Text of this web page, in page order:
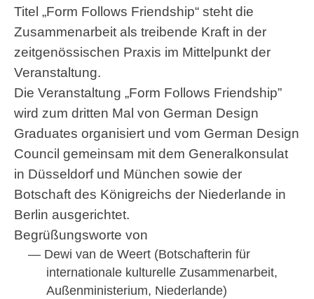
Titel „Form Follows Friendship“ steht die
Zusammenarbeit als treibende Kraft in der
zeitgenössischen Praxis im Mittelpunkt der
Veranstaltung.
Die Veranstaltung „Form Follows Friendship”
wird zum dritten Mal von German Design
Graduates organisiert und vom German Design
Council gemeinsam mit dem Generalkonsulat
in Düsseldorf und München sowie der
Botschaft des Königreichs der Niederlande in
Berlin ausgerichtet.
Begrüßungsworte von
Dewi van de Weert (Botschafterin für
internationale kulturelle Zusammenarbeit,
Außenministerium, Niederlande)